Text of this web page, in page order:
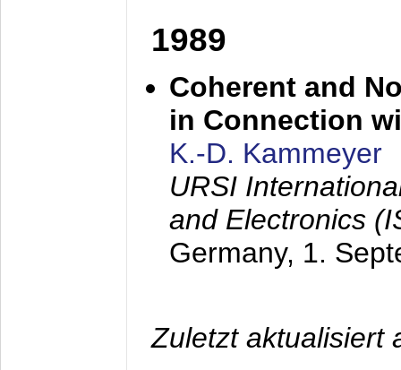
1989
Coherent and
in Connection
K.-D. Kammeyer
URSI
and Electronics
Germany, 1.
Zuletzt aktualisiert